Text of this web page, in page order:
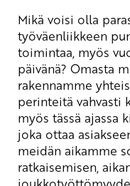
Mikä voisi olla
työväenliikkeen
toimintaa, myös
päivänä? Omasta
rakennamme
perinteitä vahvasti
myös tässä ajassa
joka ottaa
meidän aikamme
ratkaisemisen,